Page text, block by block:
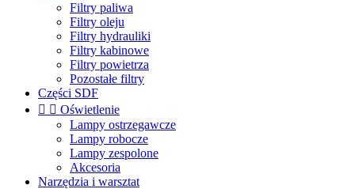
Filtry paliwa
Filtry oleju
Filtry hydrauliki
Filtry kabinowe
Filtry powietrza
Pozostałe filtry
Części SDF
  Oświetlenie
Lampy ostrzegawcze
Lampy robocze
Lampy zespolone
Akcesoria
Narzędzia i warsztat